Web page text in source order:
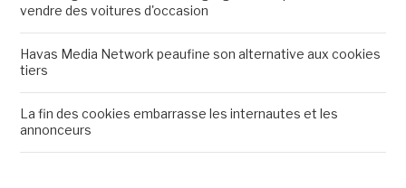
vendre des voitures d'occasion
Havas Media Network peaufine son alternative aux cookies
tiers
La fin des cookies embarrasse les internautes et les
annonceurs